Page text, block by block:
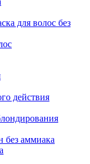
для волос без
действия
без аммиака